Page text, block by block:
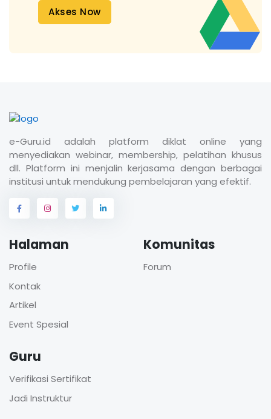
Akses Now
e-Guru.id adalah platform diklat online yang
menyediakan webinar, membership, pelatihan khusus
dll. Platform ini menjalin kerjasama dengan berbagai
institusi untuk mendukung pembelajaran yang efektif.
Halaman
Profile
Kontak
Artikel
Event Spesial
Komunitas
Forum
Guru
Verifikasi Sertifikat
Jadi Instruktur